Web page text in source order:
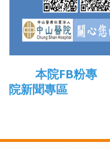
本院FB粉專
院新聞專區